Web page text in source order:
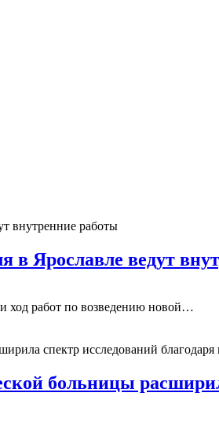
в Ярославле ведут
ход работ по возведению новой…
больницы